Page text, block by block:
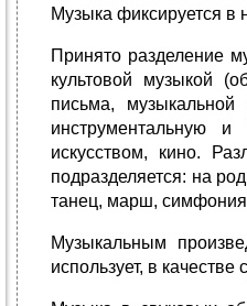
Музыка фиксируется в
Принято разделение
культовой музыкой
письма, музыкальной
инструментальную и
искусством, кино.
подразделяется: на
танец, марш,
Музыкальным
использует, в